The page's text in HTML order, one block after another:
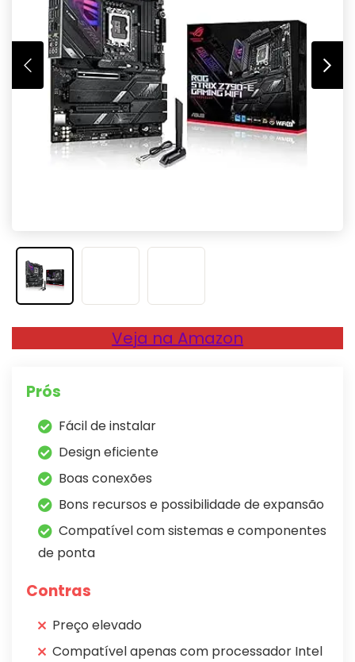
Veja na Amazon
Prós
Fácil de instalar
Design eficiente
Boas conexões
Bons recursos e possibilidade de expansão
Compatível com sistemas e componentes
de ponta
Contras
Preço elevado
Compatível apenas com processador Intel